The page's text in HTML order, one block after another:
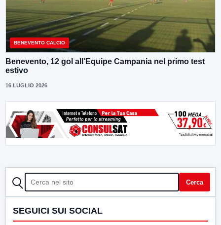
BENEVENTO CALCIO
Benevento, 12 gol all’Equipe Campania nel primo test
estivo
16 LUGLIO 2026
CERCA Cerca
SEGUICI SUI SOCIAL